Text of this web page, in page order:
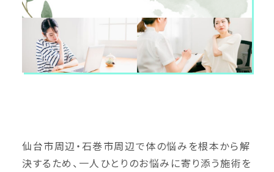
仙台市周辺・石巻市周辺で体の悩みを根本から解
決するため、一人ひとりのお悩みに寄り添う施術を